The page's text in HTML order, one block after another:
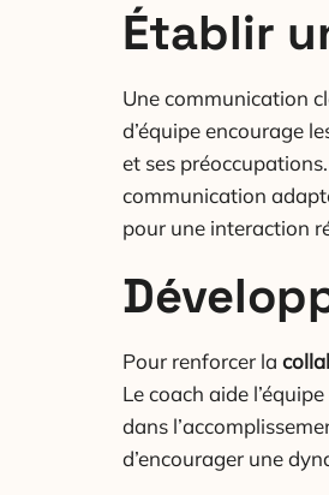
Établir
Une communication
d’équipe encourage
et ses
communication
pour une interaction
Pour renforcer la
Le coach aide
dans
d’encourager une